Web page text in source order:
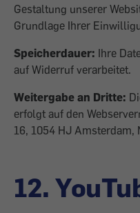
Gestaltung unserer
Grundlage Ihrer
Speicherdauer: Ihre
auf Widerruf verarbeitet.
Weitergabe an Dritte:
erfolgt auf den
16, 1054 HJ Amsterdam,
12.